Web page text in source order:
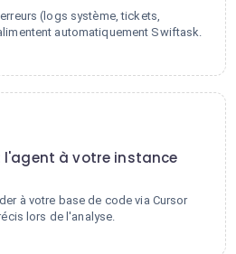
(logs système, tickets,
automatiquement Swiftask.
l'agent à votre instance
à votre base de code via Cursor
lors de l'analyse.